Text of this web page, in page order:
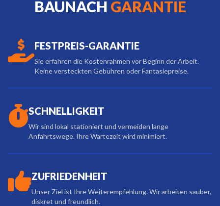
BAUNACH GARANTIE
FESTPREIS-GARANTIE
Sie erfahren die Kostenrahmen vor Beginn der Arbeit.
Keine versteckten Gebühren oder Fantasiepreise.
SCHNELLIGKEIT
Wir sind lokal stationiert und vermeiden lange
Anfahrtswege. Ihre Wartezeit wird minimiert.
ZUFRIEDENHEIT
Unser Ziel ist Ihre Weiterempfehlung. Wir arbeiten sauber,
diskret und freundlich.